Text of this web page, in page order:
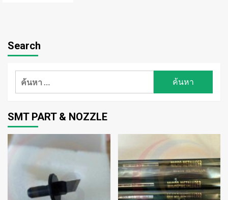
Search
ค้นหา
SMT PART & NOZZLE